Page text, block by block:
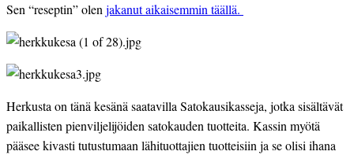
Sen “reseptin” olen jakanut aikaisemmin täällä.
Herkusta on tänä kesänä saatavilla Satokausikasseja, jotka sisältävät
paikallisten pienviljelijöiden satokauden tuotteita. Kassin myötä
pääsee kivasti tutustumaan lähituottajien tuotteisiin ja se olisi ihana